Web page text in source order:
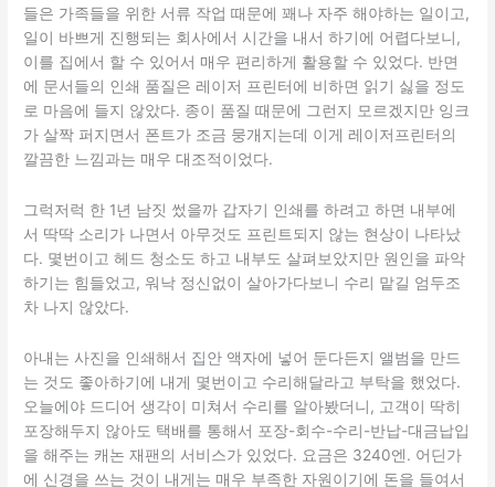
들은 가족들을 위한 서류 작업 때문에 꽤나 자주 해야하는 일이고,
일이 바쁘게 진행되는 회사에서 시간을 내서 하기에 어렵다보니,
이를 집에서 할 수 있어서 매우 편리하게 활용할 수 있었다. 반면
에 문서들의 인쇄 품질은 레이저 프린터에 비하면 읽기 싫을 정도
로 마음에 들지 않았다. 종이 품질 때문에 그런지 모르겠지만 잉크
가 살짝 퍼지면서 폰트가 조금 뭉개지는데 이게 레이저프린터의
깔끔한 느낌과는 매우 대조적이었다.
그럭저럭 한 1년 남짓 썼을까 갑자기 인쇄를 하려고 하면 내부에
서 딱딱 소리가 나면서 아무것도 프린트되지 않는 현상이 나타났
다. 몇번이고 헤드 청소도 하고 내부도 살펴보았지만 원인을 파악
하기는 힘들었고, 워낙 정신없이 살아가다보니 수리 맡길 엄두조
차 나지 않았다.
아내는 사진을 인쇄해서 집안 액자에 넣어 둔다든지 앨범을 만드
는 것도 좋아하기에 내게 몇번이고 수리해달라고 부탁을 했었다.
오늘에야 드디어 생각이 미쳐서 수리를 알아봤더니, 고객이 딱히
포장해두지 않아도 택배를 통해서 포장-회수-수리-반납-대금납입
을 해주는 캐논 재팬의 서비스가 있었다. 요금은 3240엔. 어딘가
에 신경을 쓰는 것이 내게는 매우 부족한 자원이기에 돈을 들여서